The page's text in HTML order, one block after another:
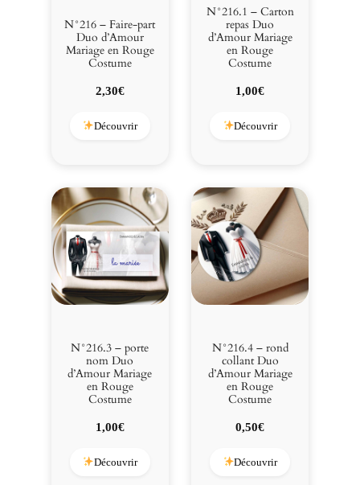
N°216 – Faire-part
Duo d’Amour
Mariage en Rouge
Costume
2,30€
Découvrir
N°216.1 – Carton
repas Duo
d’Amour Mariage
en Rouge
Costume
1,00€
Découvrir
N°216.3 – porte
nom Duo
d’Amour Mariage
en Rouge
Costume
1,00€
Découvrir
N°216.4 – rond
collant Duo
d’Amour Mariage
en Rouge
Costume
0,50€
Découvrir